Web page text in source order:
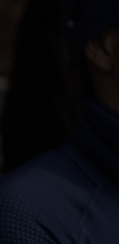
-15°
-30°